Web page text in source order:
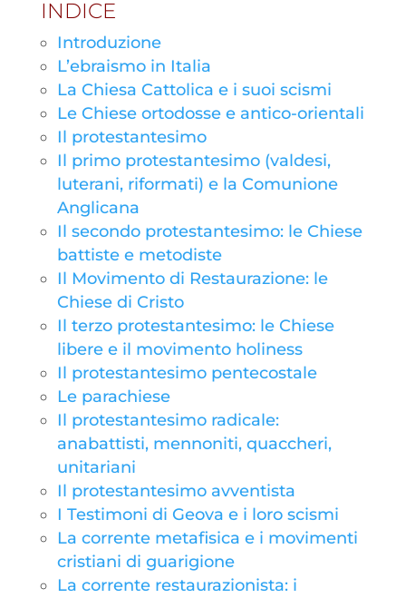
INDICE
Introduzione
L’ebraismo in Italia
La Chiesa Cattolica e i suoi scismi
Le Chiese ortodosse e antico-orientali
Il protestantesimo
Il primo protestantesimo (valdesi,
luterani, riformati) e la Comunione
Anglicana
Il secondo protestantesimo: le Chiese
battiste e metodiste
Il Movimento di Restaurazione: le
Chiese di Cristo
Il terzo protestantesimo: le Chiese
libere e il movimento holiness
Il protestantesimo pentecostale
Le parachiese
Il protestantesimo radicale:
anabattisti, mennoniti, quaccheri,
unitariani
Il protestantesimo avventista
I Testimoni di Geova e i loro scismi
La corrente metafisica e i movimenti
cristiani di guarigione
La corrente restaurazionista: i